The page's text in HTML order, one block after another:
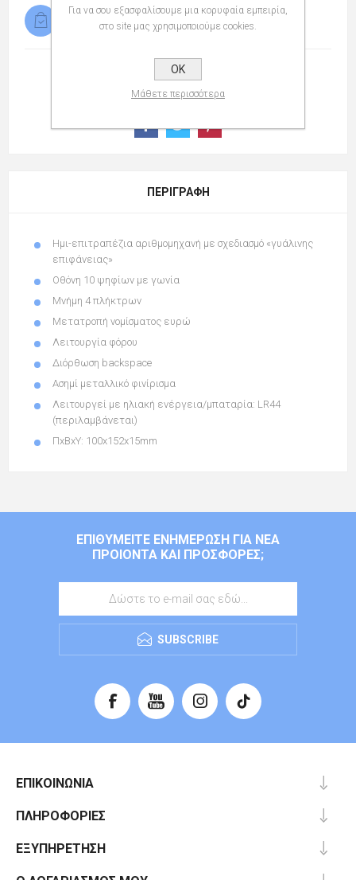
ΠΕΡΙΓΡΑΦΉ
Ημι-επιτραπέζια αριθμομηχανή με σχεδιασμό «γυάλινης
επιφάνειας»
Οθόνη 10 ψηφίων με γωνία
Μνήμη 4 πλήκτρων
Μετατροπή νομίσματος ευρώ
Λειτουργία φόρου
Διόρθωση backspace
Ασημί μεταλλικό φινίρισμα
Λειτουργεί με ηλιακή ενέργεια/μπαταρία: LR44
(περιλαμβάνεται)
ΠxΒxΥ: 100x152x15mm
ΕΠΙΘΥΜΕΊΤΕ ΕΝΗΜΈΡΩΣΗ ΓΙΑ ΝΈΑ
ΠΡΟΙΌΝΤΑ ΚΑΙ ΠΡΟΣΦΟΡΈΣ;
SUBSCRIBE
ΕΠΙΚΟΙΝΩΝΊΑ
ΠΛΗΡΟΦΟΡΊΕΣ
ΕΞΥΠΗΡΈΤΗΣΗ
Για να σου εξασφαλίσουμε μια κορυφαία εμπειρία,
στο site μας χρησιμοποιούμε cookies.
OK
Μάθετε περισσότερα